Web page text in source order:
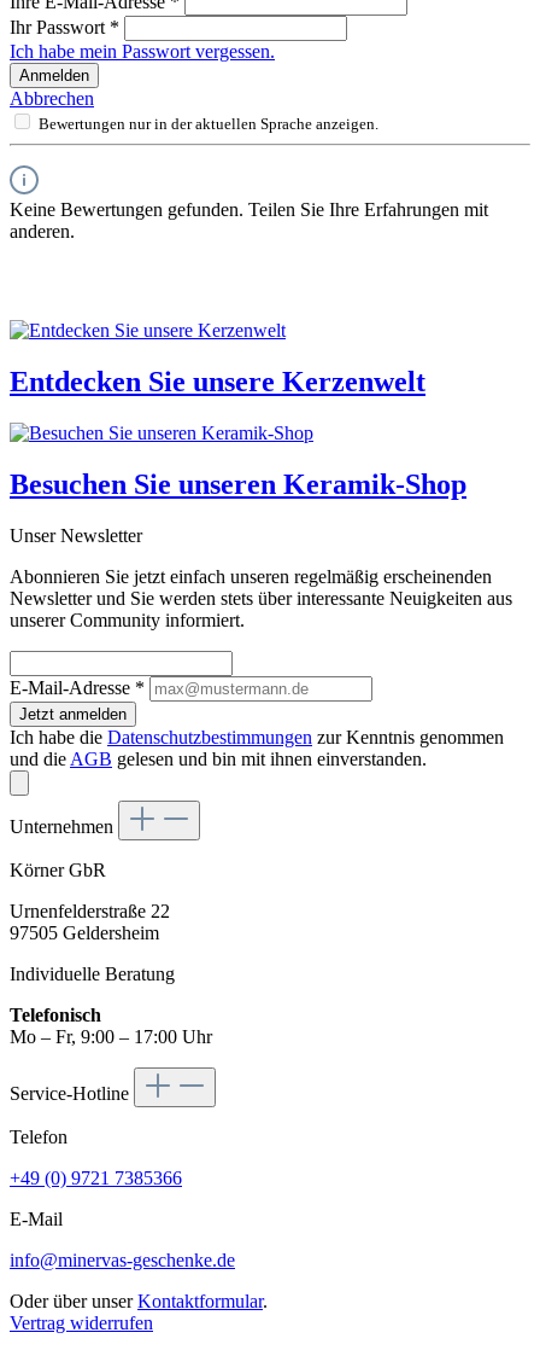
Ihr Passwort *
Ich habe mein Passwort vergessen.
Anmelden
Abbrechen
Bewertungen nur in der aktuellen Sprache anzeigen.
Keine Bewertungen gefunden. Teilen Sie Ihre Erfahrungen mit
anderen.
Entdecken Sie unsere Kerzenwelt
Besuchen Sie unseren Keramik-Shop
Unser Newsletter
Abonnieren Sie jetzt einfach unseren regelmäßig erscheinenden
Newsletter und Sie werden stets über interessante Neuigkeiten aus
unserer Community informiert.
E-Mail-Adresse *
Jetzt anmelden
Ich habe die Datenschutzbestimmungen zur Kenntnis genommen
und die AGB gelesen und bin mit ihnen einverstanden.
Unternehmen
Körner GbR
Urnenfelderstraße 22
97505 Geldersheim
Individuelle Beratung
Telefonisch
Mo – Fr, 9:00 – 17:00 Uhr
Service-Hotline
Telefon
+49 (0) 9721 7385366
E-Mail
info@minervas-geschenke.de
Oder über unserKontaktformular.
Vertrag widerrufen